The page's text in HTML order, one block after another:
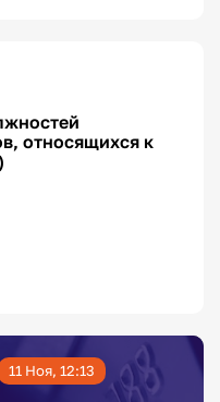
относящихся к
11 Ноя, 12:13